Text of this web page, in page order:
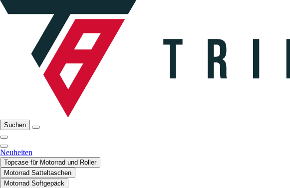
Suchen
Neuheiten
Topcase für Motorrad und Roller
Motorrad Satteltaschen
Motorrad Softgepäck